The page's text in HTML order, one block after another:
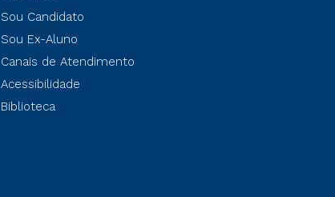
Sou Candidato
Sou Ex-Aluno
Canais de Atendimento
Acessibilidade
Biblioteca